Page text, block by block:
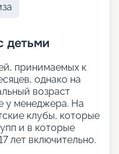
детьми
принимаемых к
однако на
возраст
у менеджера. На
клубы, которые
и в которые
лет включительно.